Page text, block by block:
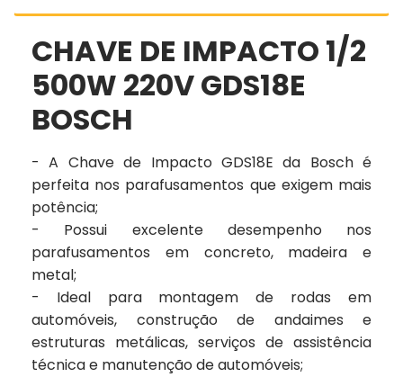
CHAVE DE IMPACTO 1/2
500W 220V GDS18E
BOSCH
- A Chave de Impacto GDS18E da Bosch é
perfeita nos parafusamentos que exigem mais
potência;
- Possui excelente desempenho nos
parafusamentos em concreto, madeira e
metal;
- Ideal para montagem de rodas em
automóveis, construção de andaimes e
estruturas metálicas, serviços de assistência
técnica e manutenção de automóveis;